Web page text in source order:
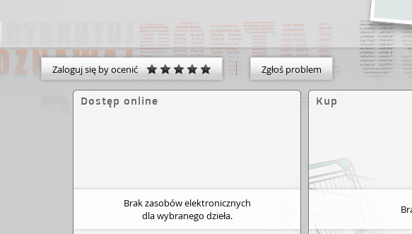
Zaloguj się by ocenić Zgłoś problem
Dostęp online
Brak zasobów elektronicznych
dla wybranego dzieła.
Kup